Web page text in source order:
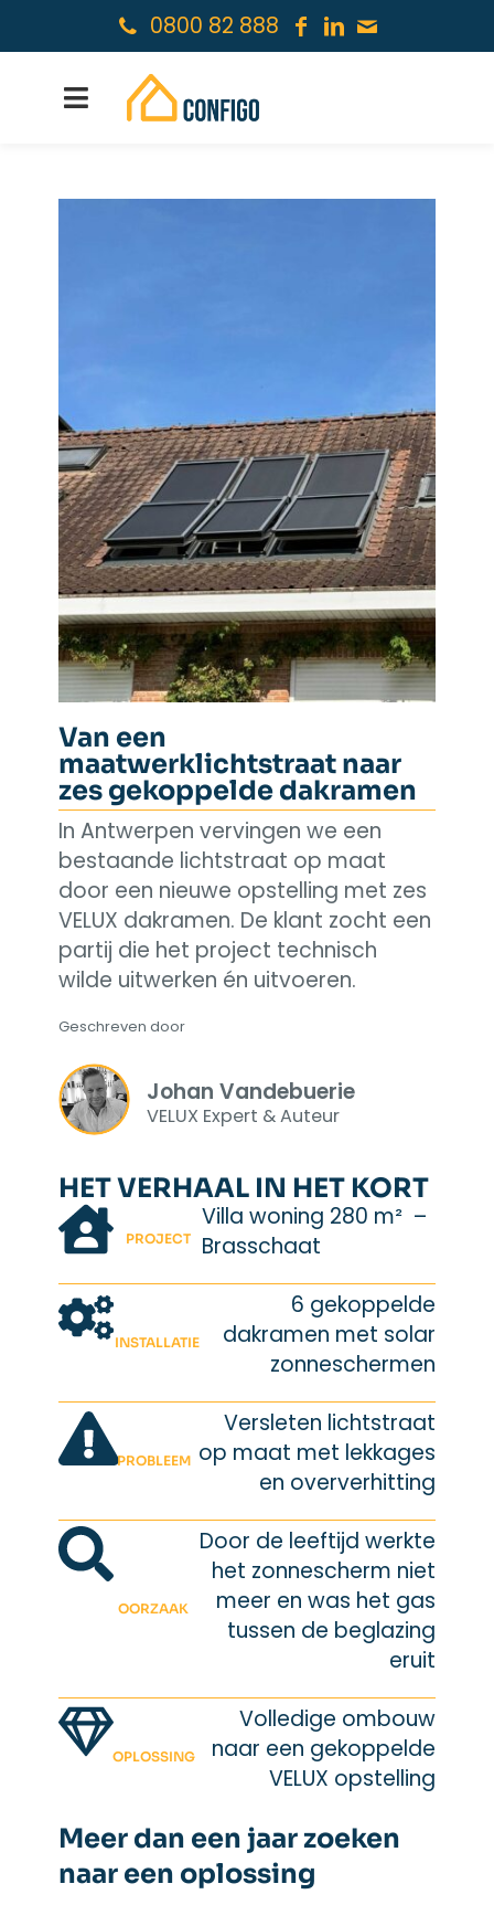
0800 82 888
Van een
maatwerklichtstraat naar
zes gekoppelde dakramen
In Antwerpen vervingen we een
bestaande lichtstraat op maat
door een nieuwe opstelling met zes
VELUX dakramen. De klant zocht een
partij die het project technisch
wilde uitwerken én uitvoeren.
Geschreven door
Johan Vandebuerie
VELUX Expert & Auteur
HET VERHAAL IN HET KORT
PROJECT
Villa woning 280 m² –
Brasschaat
INSTALLATIE
6 gekoppelde
dakramen met solar
zonneschermen
PROBLEEM
Versleten lichtstraat
op maat met lekkages
en oververhitting
OORZAAK
Door de leeftijd werkte
het zonnescherm niet
meer en was het gas
tussen de beglazing
eruit
OPLOSSING
Volledige ombouw
naar een gekoppelde
VELUX opstelling
Meer dan een jaar zoeken
naar een oplossing